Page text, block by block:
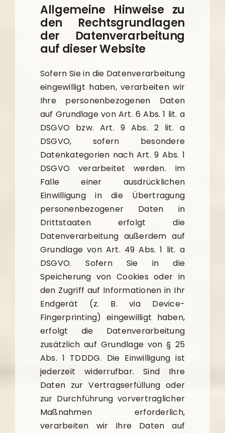
Allgemeine Hinweise zu
den Rechtsgrundlagen
der Datenverarbeitung
auf dieser Website
Sofern Sie in die Datenverarbeitung
eingewilligt haben, verarbeiten wir
Ihre personenbezogenen Daten
auf Grundlage von Art. 6 Abs. 1 lit. a
DSGVO bzw. Art. 9 Abs. 2 lit. a
DSGVO, sofern besondere
Datenkategorien nach Art. 9 Abs. 1
DSGVO verarbeitet werden. Im
Falle einer ausdrücklichen
Einwilligung in die Übertragung
personenbezogener Daten in
Drittstaaten erfolgt die
Datenverarbeitung außerdem auf
Grundlage von Art. 49 Abs. 1 lit. a
DSGVO. Sofern Sie in die
Speicherung von Cookies oder in
den Zugriff auf Informationen in Ihr
Endgerät (z. B. via Device-
Fingerprinting) eingewilligt haben,
erfolgt die Datenverarbeitung
zusätzlich auf Grundlage von § 25
Abs. 1 TDDDG. Die Einwilligung ist
jederzeit widerrufbar. Sind Ihre
Daten zur Vertragserfüllung oder
zur Durchführung vorvertraglicher
Maßnahmen erforderlich,
verarbeiten wir Ihre Daten auf